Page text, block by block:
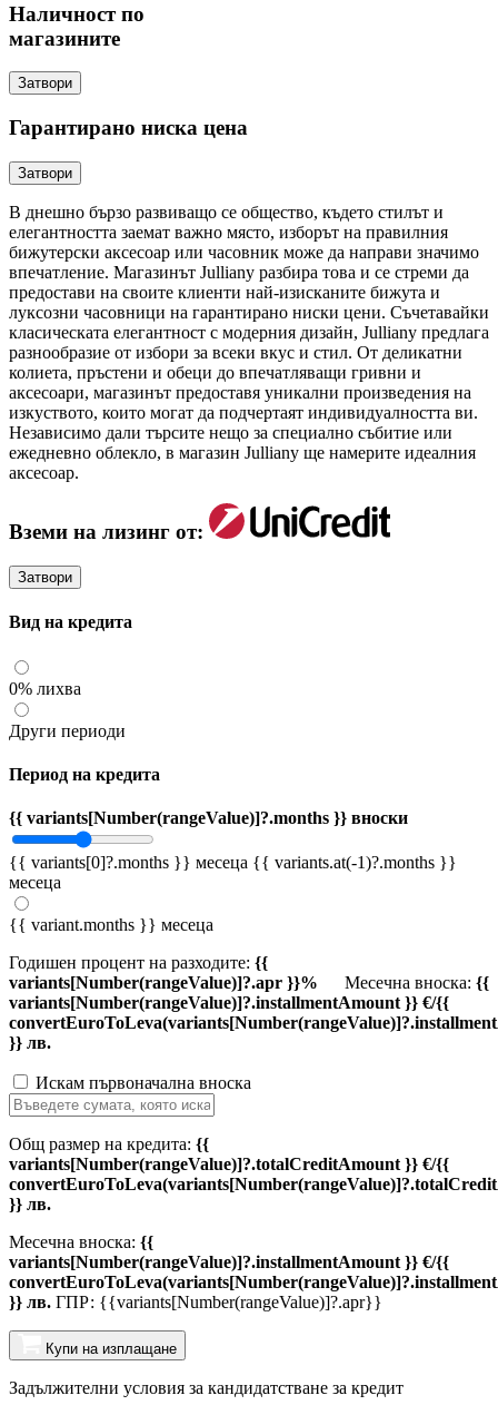
Наличност по
магазините
Затвори
Гарантирано ниска цена
Затвори
В днешно бързо развиващо се общество, където стилът и
елегантността заемат важно място, изборът на правилния
бижутерски аксесоар или часовник може да направи значимо
впечатление. Магазинът Julliany разбира това и се стреми да
предостави на своите клиенти най-изисканите бижута и
луксозни часовници на гарантирано ниски цени. Съчетавайки
класическата елегантност с модерния дизайн, Julliany предлага
разнообразие от избори за всеки вкус и стил. От деликатни
колиета, пръстени и обеци до впечатляващи гривни и
аксесоари, магазинът предоставя уникални произведения на
изкуството, които могат да подчертаят индивидуалността ви.
Независимо дали търсите нещо за специално събитие или
ежедневно облекло, в магазин Julliany ще намерите идеалния
аксесоар.
Вземи на лизинг от:
Затвори
Вид на кредита
0% лихва
Други периоди
Период на кредита
{{ variants[Number(rangeValue)]?.months }} вноски
{{ variants[0]?.months }} месеца {{ variants.at(-1)?.months }}
месеца
{{ variant.months }} месеца
Годишен процент на разходите: {{
variants[Number(rangeValue)]?.apr }}%
Месечна вноска: {{
variants[Number(rangeValue)]?.installmentAmount }} €/{{
}} лв.
Искам първоначална вноска
Общ размер на кредита: {{
variants[Number(rangeValue)]?.totalCreditAmount }} €/{{
}} лв.
Месечна вноска: {{
variants[Number(rangeValue)]?.installmentAmount }} €/{{
}} лв. ГПР: {{variants[Number(rangeValue)]?.apr}}
Купи на изплащане
Задължителни условия за кандидатстване за кредит